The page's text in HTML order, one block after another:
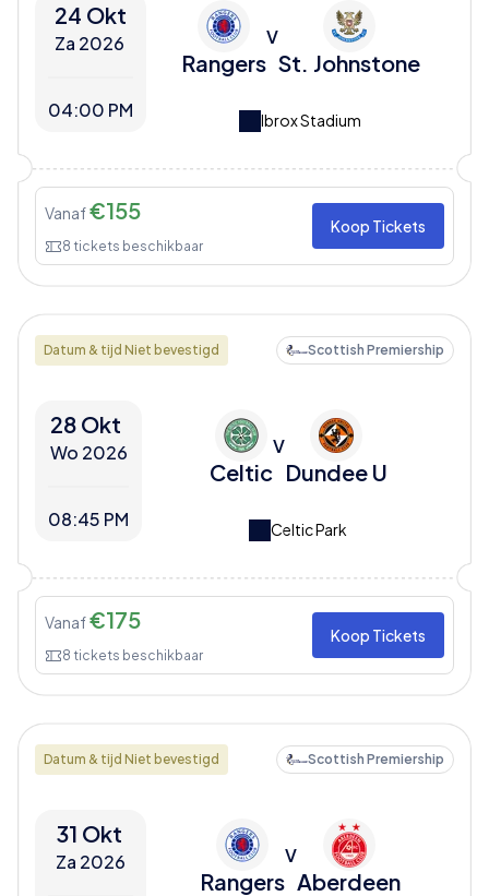
24 Okt
Za 2026
04:00 PM
Rangers
V
St. Johnstone
Ibrox Stadium
Vanaf€155
8 tickets beschikbaar
Koop Tickets
Datum & tijd Niet bevestigd Scottish Premiership
28 Okt
Wo 2026
08:45 PM
Celtic
V
Dundee U
Celtic Park
Vanaf€175
8 tickets beschikbaar
Koop Tickets
Datum & tijd Niet bevestigd Scottish Premiership
31 Okt
Za 2026
Rangers
V
Aberdeen